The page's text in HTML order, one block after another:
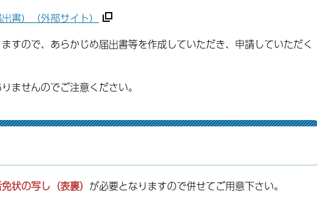
書）（外部サイト）
すので、あらかじめ届出書等を作成していただき、申請していただく
ませんのでご注意ください。
状の写し（表裏） が必要となりますので併せてご用意下さい。